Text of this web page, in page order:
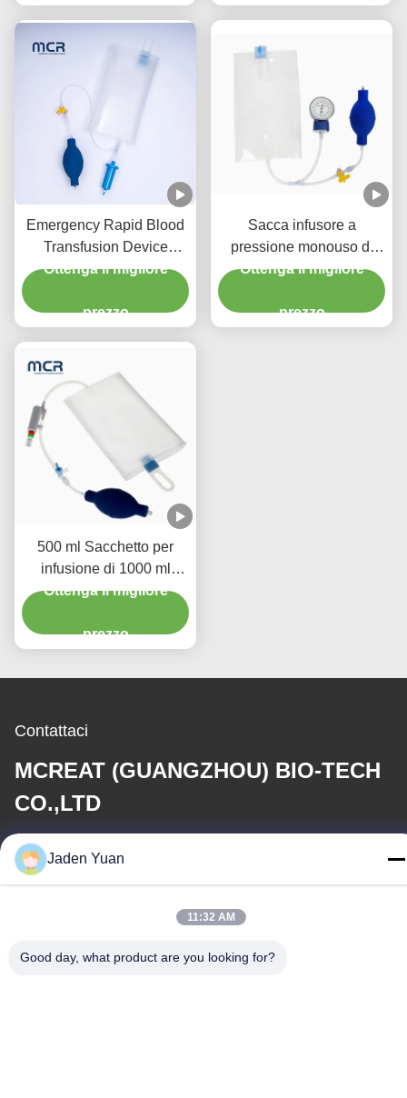
Emergency Rapid Blood
Transfusion Device
Pressure Infusion Bag
Ottenga il migliore
prezzo
Sacca infusore a
pressione monouso di
grado medicale per il
sterilizzazione a ossido di
Ottenga il migliore
prezzo
500 ml Sacchetto per
infusione di 1000 ml
Indicatore di pressione in
infusione di fluidi medici
ospedaliere e cliniche
Ottenga il migliore
prezzo
Contattaci
MCREAT (GUANGZHOU) BIO-TECH
CO.,LTD
E-mail
irina@mcreatmedical.com
8:30-18:00
Jaden Yuan
11:32 AM
Good day, what product are you looking for?